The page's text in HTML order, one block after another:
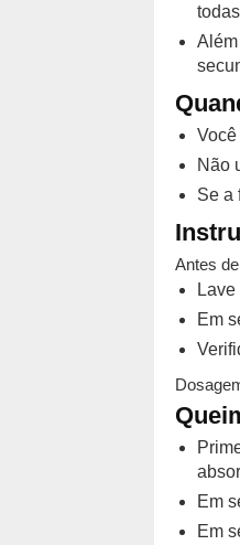
Não
Se a
Antes
Em
Em
Em